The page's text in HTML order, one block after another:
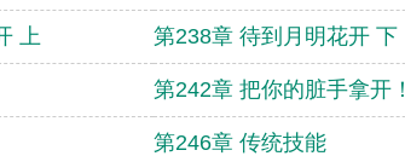
上 第238章 待到月明花开 下
第242章 把你的脏手拿开！
第246章 传统技能